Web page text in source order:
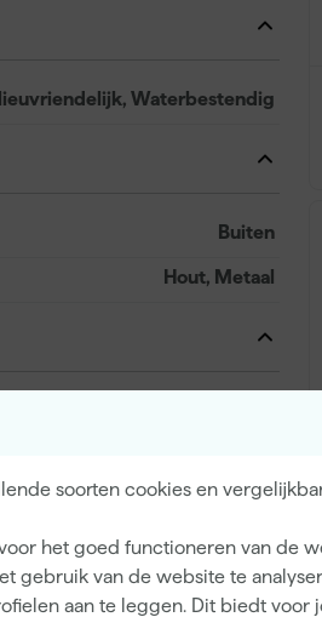
soorten cookies en
het goed functioneren van de
gebruik van de website te
aan te leggen. Dit biedt voor
Waterbestendig
Buiten
Hout, Metaal
4 h
13 m²/l
2 h